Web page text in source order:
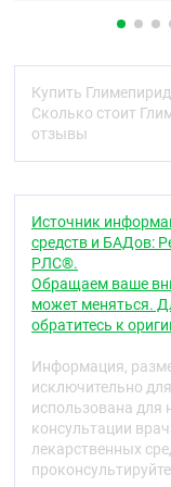
стеарат — 1,05
Действующее
(сахар
К25 — 5,00 мг,
стеарат — 1,40
Описание
Таблетки
дозировка 1 мг—
- круглые,
стороны и
Купить
Сколько стоит
отзывы
Источник
средств и БАДов:
РЛС®.
Обращаем ваше
может меняться.
обратитесь к
Информация,
исключительно
использована для
консультации
лекарственных